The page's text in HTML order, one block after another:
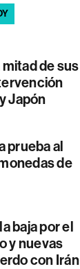
de sus
Japón
prueba al
de
baja por el
y nuevas
con Irán